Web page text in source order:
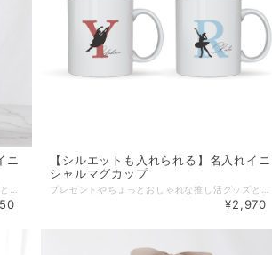
ニ
【シルエットも入れられる】名入れイニ
シャルマグカップ
¥2,970